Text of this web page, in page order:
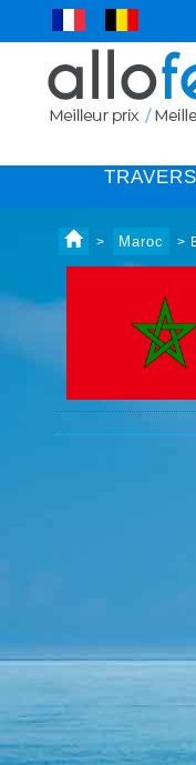
> Maroc >